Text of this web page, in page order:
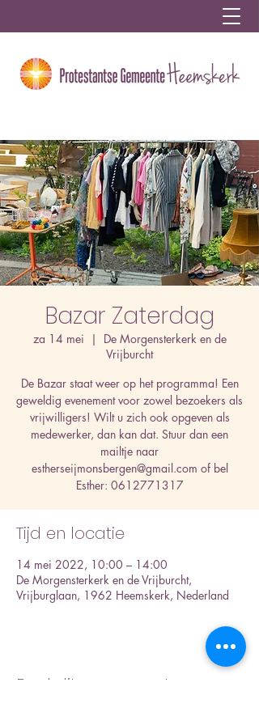
Bazar Zaterdag
za 14 mei
  |
De Morgensterkerk en de
Vrijburcht
De Bazar staat weer op het programma! Een
geweldig evenement voor zowel bezoekers als
vrijwilligers! Wilt u zich ook opgeven als
medewerker, dan kan dat. Stuur dan een
mailtje naar
estherseijmonsbergen@gmail.com of bel
Esther: 0612771317
Tijd en locatie
14 mei 2022, 10:00 – 14:00
De Morgensterkerk en de Vrijburcht,
Vrijburglaan, 1962 Heemskerk, Nederland
Deel dit evenement